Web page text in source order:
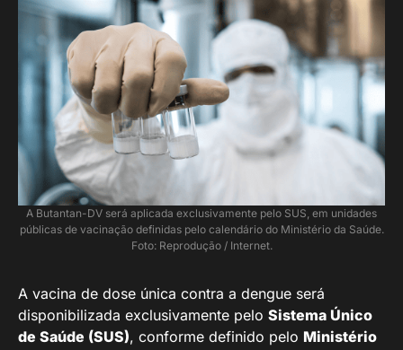
A Butantan-DV será aplicada exclusivamente pelo SUS, em unidades
públicas de vacinação definidas pelo calendário do Ministério da Saúde.
Foto: Reprodução / Internet.
A vacina de dose única contra a dengue será
disponibilizada exclusivamente pelo Sistema Único
de Saúde (SUS), conforme definido pelo Ministério